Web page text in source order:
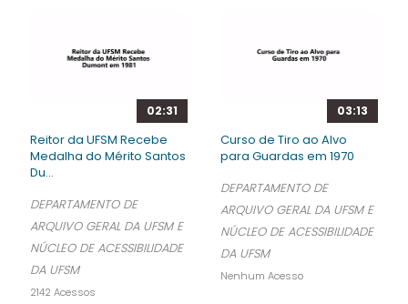
02:31
Reitor da UFSM Recebe
Medalha do Mérito Santos
Du...
DEPARTAMENTO DE
ARQUIVO GERAL DA UFSM E
NÚCLEO DE ACESSIBILIDADE
DA UFSM
2142 Acessos
03:13
Curso de Tiro ao Alvo
para Guardas em 1970
DEPARTAMENTO DE
ARQUIVO GERAL DA UFSM E
NÚCLEO DE ACESSIBILIDADE
DA UFSM
Nenhum Acesso